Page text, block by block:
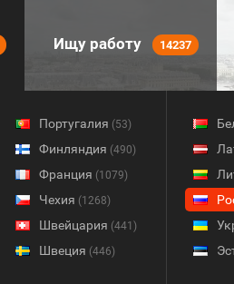
Ищу работу 14237
Португалия (53)
Финляндия (490)
Франция (1079)
Чехия (1268)
Швейцария (441)
Швеция (446)